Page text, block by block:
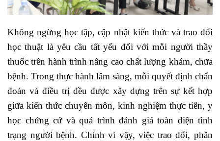
Không ngừng học tập, cập nhật kiến thức và trao đổi
học thuật là yêu cầu tất yếu đối với mỗi người thầy
thuốc trên hành trình nâng cao chất lượng khám, chữa
bệnh. Trong thực hành lâm sàng, mỗi quyết định chẩn
đoán và điều trị đều được xây dựng trên sự kết hợp
giữa kiến thức chuyên môn, kinh nghiệm thực tiễn, y
học chứng cứ và quá trình đánh giá toàn diện tình
trạng người bệnh. Chính vì vậy, việc trao đổi, phân